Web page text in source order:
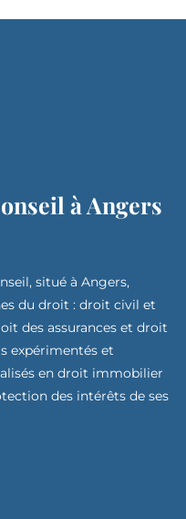
à Angers
situé à Angers,
du droit : droit civil et
des assurances et droit
expérimentés et
en droit immobilier
des intérêts de ses